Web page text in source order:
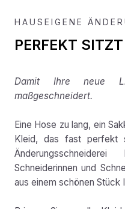
HAUSEIGENE
PERFEKT
Damit Ihre neue
maßgeschneidert.
Eine Hose zu lang, ein
Kleid, das fast perfekt
Schneiderinnen und
aus einem schönen Stück